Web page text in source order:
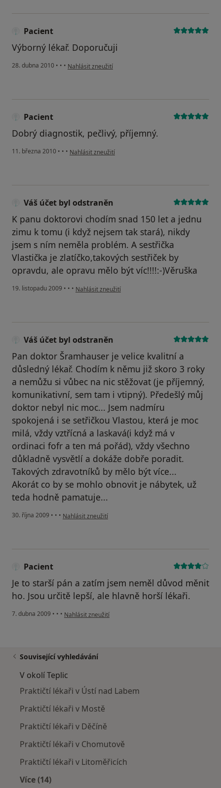
Pacient
Výborný lékař. Doporučuji
28. dubna 2010 • • • podle názoru uživatele Pacient
Nahlásit zneužití
Pacient
Dobrý diagnostik, pečlivý, příjemný.
11. března 2010 • • • podle názoru uživatele Pacient
Nahlásit zneužití
Váš účet byl odstraněn
K panu doktorovi chodím snad 150 let a jednu
zimu k tomu (i když nejsem tak stará), nikdy
jsem s ním neměla problém. A sestřička
Vlastička je zlatíčko,takových sestřiček by
opravdu, ale opravu mělo být víc!!!!:-)Věruška
19. listopadu 2009 • • • podle názoru uživatele Váš účet byl odstraněn
Nahlásit zneužití
Váš účet byl odstraněn
Pan doktor Šramhauser je velice kvalitní a
důsledný lékař. Chodím k němu již skoro 3 roky
a nemůžu si vůbec na nic stěžovat (je příjemný,
komunikativní, sem tam i vtipný). Předešlý můj
doktor nebyl nic moc... Jsem nadmíru
spokojená i se setřičkou Vlastou, která je moc
milá, vždy vztřícná a laskavá(i když má v
ordinaci fofr a ten má pořád), vždy všechno
důkladně vysvětlí a dokáže dobře poradit.
Takových zdravotníků by mělo být více...
Akorát co by se mohlo obnovit je nábytek, už
teda hodně pamatuje...
30. října 2009 • • • podle názoru uživatele Váš účet byl odstraněn
Nahlásit zneužití
Pacient
Je to starší pán a zatím jsem neměl důvod měnit
ho. Jsou určitě lepší, ale hlavně horší lékaři.
7. dubna 2009 • • • podle názoru uživatele Pacient
Nahlásit zneužití
Související vyhledávání
V okolí Teplic
Praktičtí lékaři v Ústí nad Labem
Praktičtí lékaři v Mostě
Praktičtí lékaři v Děčíně
Praktičtí lékaři v Chomutově
Praktičtí lékaři v Litoměřicích
Více (14)